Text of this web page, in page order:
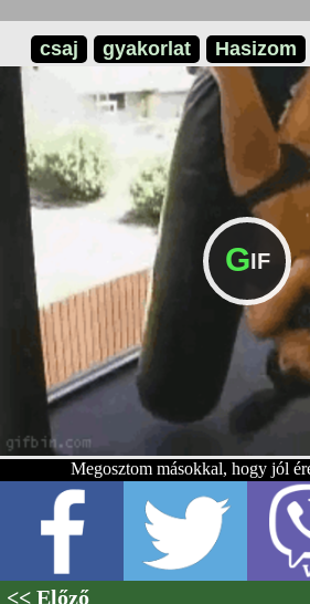
csaj gyakorlat Hasizom
GIF
Megosztom másokkal, hogy jól
<< Előző